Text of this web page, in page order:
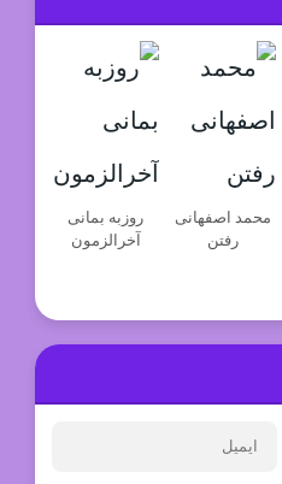
محمد اصفهانی
رفتن
روزبه بمانی
آخرالزمون